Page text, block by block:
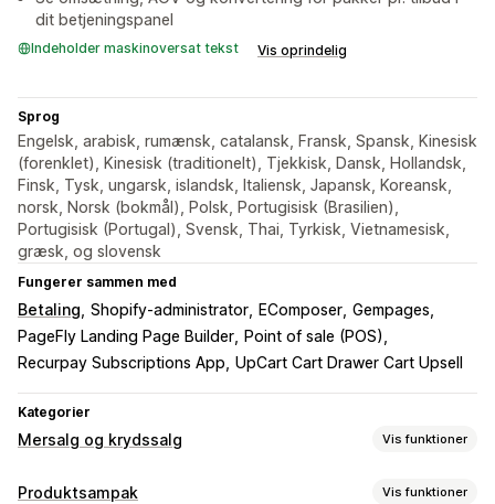
dit betjeningspanel
Indeholder maskinoversat tekst Vis oprindelig
Sprog
Engelsk, arabisk, rumænsk, catalansk, Fransk, Spansk, Kinesisk
(forenklet), Kinesisk (traditionelt), Tjekkisk, Dansk, Hollandsk,
Finsk, Tysk, ungarsk, islandsk, Italiensk, Japansk, Koreansk,
norsk, Norsk (bokmål), Polsk, Portugisisk (Brasilien),
Portugisisk (Portugal), Svensk, Thai, Tyrkisk, Vietnamesisk,
græsk, og slovensk
Fungerer sammen med
Betaling Shopify-administrator EComposer Gempages
PageFly Landing Page Builder
Point of sale (POS)
Recurpay Subscriptions App UpCart Cart Drawer Cart Upsell
Kategorier
Mersalg og krydssalg Vis funktioner
Tilpasning
Produktsampak Vis funktioner